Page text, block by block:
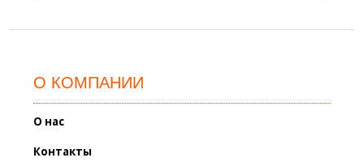
О КОМПАНИИ
О нас
Контакты